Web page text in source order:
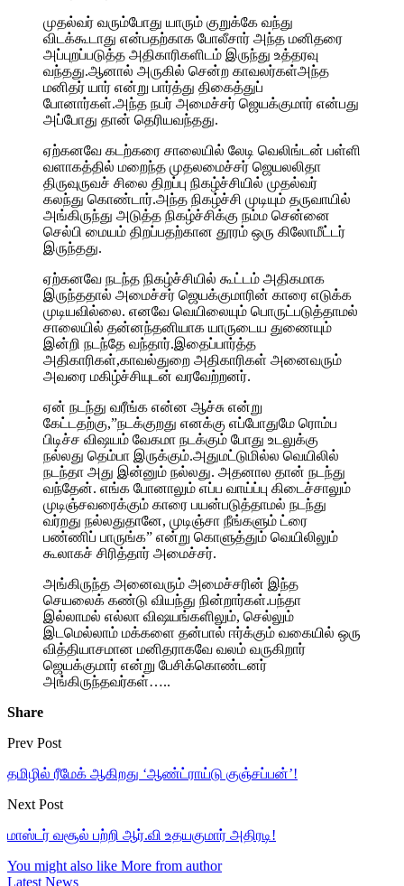
முதல்வர் வரும்போது யாரும் குறுக்கே வந்து
விடக்கூடாது என்பதற்காக போலீசார் அந்த மனிதரை
அப்புறப்படுத்த அதிகாரிகளிடம் இருந்து உத்தரவு
வந்தது.ஆனால் அருகில் சென்ற காவலர்கள்அந்த
மனிதர் யார் என்று பார்த்து திகைத்துப்
போனார்கள்.அந்த நபர் அமைச்சர் ஜெயக்குமார் என்பது
அப்போது தான் தெரியவந்தது.
ஏற்கனவே கடற்கரை சாலையில் லேடி வெலிங்டன் பள்ளி
வளாகத்தில் மறைந்த முதலமைச்சர் ஜெயலலிதா
திருவுருவச் சிலை திறப்பு நிகழ்ச்சியில் முதல்வர்
கலந்து கொண்டார்.அந்த நிகழ்ச்சி முடியும் தருவாயில்
அங்கிருந்து அடுத்த நிகழ்ச்சிக்கு நம்ம சென்னை
செல்பி மையம் திறப்பதற்கான தூரம் ஒரு கிலோமீட்டர்
இருந்தது.
ஏற்கனவே நடந்த நிகழ்ச்சியில் கூட்டம் அதிகமாக
இருந்ததால் அமைச்சர் ஜெயக்குமாரின் காரை எடுக்க
முடியவில்லை. எனவே வெயிலையும் பொருட்படுத்தாமல்
சாலையில் தன்னந்தனியாக யாருடைய துணையும்
இன்றி நடந்தே வந்தார்.இதைப்பார்த்த
அதிகாரிகள்,காவல்துறை அதிகாரிகள் அனைவரும்
அவரை மகிழ்ச்சியுடன் வரவேற்றனர்.
ஏன் நடந்து வரீங்க என்ன ஆச்சு என்று
கேட்டதற்கு,”நடக்குறது எனக்கு எப்போதுமே ரொம்ப
பிடிச்ச விஷயம் வேகமா நடக்கும் போது உடலுக்கு
நல்லது தெம்பா இருக்கும்.அதுமட்டுமில்ல வெயிலில்
நடந்தா அது இன்னும் நல்லது. அதனால தான் நடந்து
வந்தேன். எங்க போனாலும் எப்ப வாய்ப்பு கிடைச்சாலும்
முடிஞ்சவரைக்கும் காரை பயன்படுத்தாமல் நடந்து
வர்றது நல்லதுதானே, முடிஞ்சா நீங்களும் ட்ரை
பண்ணிப் பாருங்க” என்று கொளுத்தும் வெயிலிலும்
கூலாகச் சிரித்தார் அமைச்சர்.
அங்கிருந்த அனைவரும் அமைச்சரின் இந்த
செயலைக் கண்டு வியந்து நின்றார்கள்.பந்தா
இல்லாமல் எல்லா விஷயங்களிலும், செல்லும்
இடமெல்லாம் மக்களை தன்பால் ஈர்க்கும் வகையில் ஒரு
வித்தியாசமான மனிதராகவே வலம் வருகிறார்
ஜெயக்குமார் என்று பேசிக்கொண்டனர்
அங்கிருந்தவர்கள்…..
Share
Prev Post
தமிழில் ரீமேக் ஆகிறது ‘ஆண்ட்ராய்டு குஞ்சப்பன்’!
Next Post
மாஸ்டர் வசூல் பற்றி ஆர்.வி உதயகுமார் அதிரடி!
You might also like More from author
Latest News